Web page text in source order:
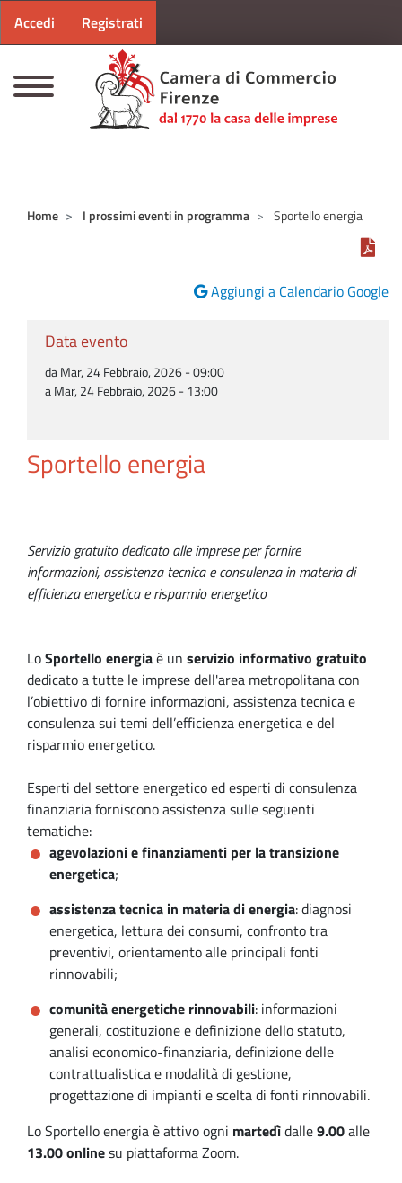
Menu profilo utente
Accedi Registrati
Home I prossimi eventi in programma Sportello energia
Aggiungi a Calendario Google
Data evento
da Mar, 24 Febbraio, 2026 - 09:00
a Mar, 24 Febbraio, 2026 - 13:00
Sportello energia
Servizio gratuito dedicato alle imprese per fornire
informazioni, assistenza tecnica e consulenza in materia di
efficienza energetica e risparmio energetico
LoSportello energiaè un servizio informativo gratuito
dedicato a tutte le imprese dell'area metropolitana con
l’obiettivo di fornire informazioni, assistenza tecnica e
consulenza sui temi dell’efficienza energetica e del
risparmio energetico.
Esperti del settore energetico ed esperti di consulenza
finanziaria forniscono assistenza sulle seguenti
tematiche:
agevolazioni e finanziamenti per la transizione
energetica;
assistenza tecnica in materia di energia: diagnosi
energetica, lettura dei consumi, confronto tra
preventivi, orientamento alle principali fonti
rinnovabili;
comunità energetiche rinnovabili: informazioni
generali, costituzione e definizione dello statuto,
analisi economico-finanziaria, definizione delle
contrattualistica e modalità di gestione,
progettazione di impianti e scelta di fonti rinnovabili.
Lo Sportello energia è attivo ogni martedìdalle9.00alle
13.00 onlinesu piattaforma Zoom.